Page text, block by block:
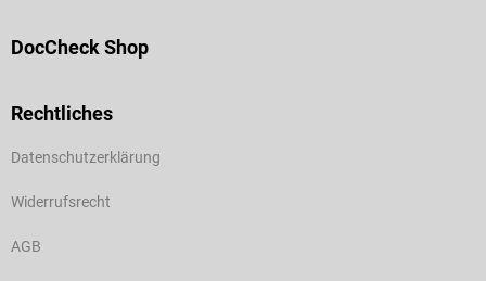
DocCheck Shop
Rechtliches
Datenschutzerklärung
Widerrufsrecht
AGB